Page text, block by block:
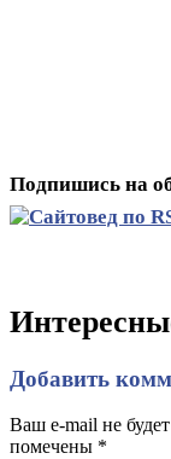
Подпишись на
Добавить
Ваш e-mail не
помечены *